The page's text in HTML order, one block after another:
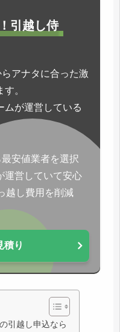
引越し侍
アナタに合った激
。
ムが運営している
安値業者を選択
運営していて安心
越し費用を削減
積り
引越し申込なら